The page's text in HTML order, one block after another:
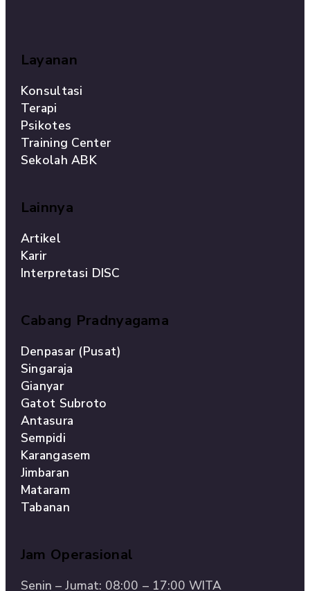
Layanan
Konsultasi
Terapi
Psikotes
Training Center
Sekolah ABK
Lainnya
Artikel
Karir
Interpretasi DISC
Cabang Pradnyagama
Denpasar (Pusat)
Singaraja
Gianyar
Gatot Subroto
Antasura
Sempidi
Karangasem
Jimbaran
Mataram
Tabanan
Jam Operasional
Senin – Jumat: 08:00 – 17:00 WITA